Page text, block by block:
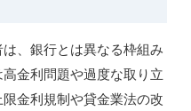
、銀行とは異なる枠組み
金利問題や過度な取り立
金利規制や貸金業法の改